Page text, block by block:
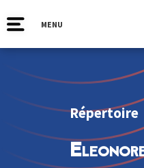
MENU
Répertoire